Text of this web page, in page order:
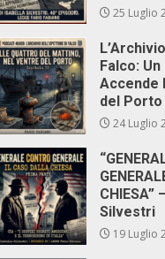
25 Luglio
Falco:
Accende
del Porto
24 Luglio
CHIESA”
Silvestri
19 Luglio